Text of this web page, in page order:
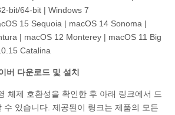
bit/64-bit | Windows 7
15 Sequoia | macOS 14 Sonoma |
| macOS 12 Monterey | macOS 11 Big
Catalina
버 다운로드 및 설치
체제 호환성을 확인한 후 아래 링크에서 드
수 있습니다. 제공된이 링크는 제품의 모든